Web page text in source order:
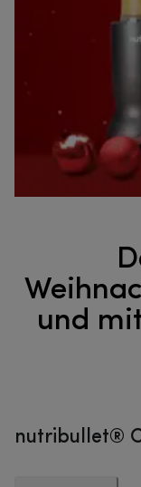
und
nutribullet®